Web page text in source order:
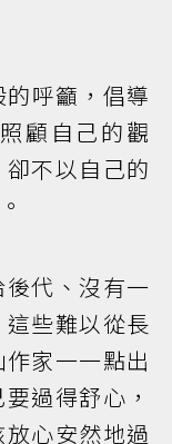
呼籲，倡導
顧自己的觀
不以自己的
代、沒有一
些難以從長
家一一點出
過得舒心，
放心安然地過